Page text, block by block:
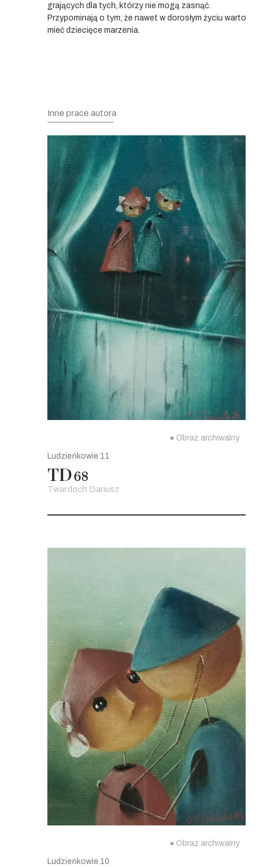
grających dla tych, którzy nie mogą zasnąć.
Przypominają o tym, że nawet w dorosłym życiu warto
mieć dziecięce marzenia.
Inne prace autora
● Obraz archiwalny
Ludzieńkowie 11
TD 68
Twardoch Dariusz
● Obraz archiwalny
Ludzieńkowie 10